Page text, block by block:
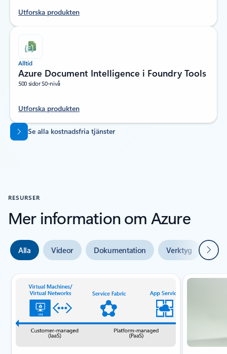
Utforska produkten
Alltid
Azure Document Intelligence i Foundry Tools
500 sidor S0-nivå
Utforska produkten
Tillbaka till flikar
Se alla kostnadsfria tjänster
RESURSER
Mer information om Azure
Alla Videor Dokumentation Verktyg Nästa
Bild {0} {1} indikator